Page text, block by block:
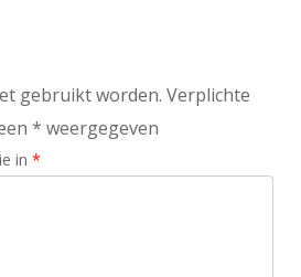
gebruikt worden. Verplichte
* weergegeven
in *